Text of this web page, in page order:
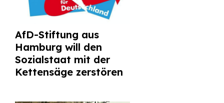
AfD-Stiftung aus
Hamburg will den
Sozialstaat mit der
Kettensäge zerstören